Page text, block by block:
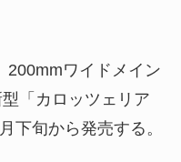
200mmワイドメイン
「カロッツェリア
下旬から発売する。